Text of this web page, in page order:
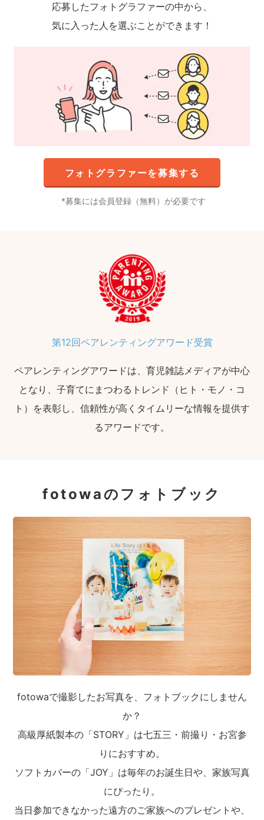
応募したフォトグラファーの中から、
気に入った人を選ぶことができます！
フォトグラファーを募集する
募集には会員登録（無料）が必要です
第12回ペアレンティングアワード受賞
ペアレンティングアワードは、育児雑誌メディアが中心
となり、子育てにまつわるトレンド（ヒト・モノ・コ
ト）を表彰し、信頼性が高くタイムリーな情報を提供す
るアワードです。
fotowaのフォトブック
fotowaで撮影したお写真を、フォトブックにしません
か？
高級厚紙製本の「STORY」は七五三・前撮り・お宮参
りにおすすめ。
ソフトカバーの「JOY」は毎年のお誕生日や、家族写真
にぴったり。
当日参加できなかった遠方のご家族へのプレゼントや、